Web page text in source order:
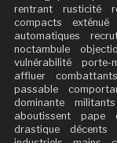
rentrant
rusticité
compacts
exténué
automatiques
noctambule
vulnérabilité
porte-
affluer
combattants
passable
dominante
militants
aboutissent
pape
drastique
décents